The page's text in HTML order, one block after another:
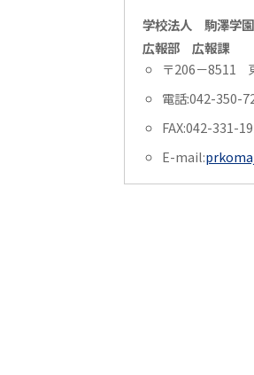
学校法人 駒澤学園
広報部 広報課
〒206－8511
電話:042-350-
FAX:042-331-
E-mail: